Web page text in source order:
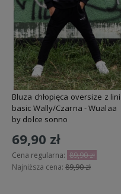
Bluza chłopięca oversize z lini
basic Wally/Czarna - Wualaa
by dolce sonno
69,90 zł
Cena regularna: 89,90 zł
Najniższa cena: 89,90 zł